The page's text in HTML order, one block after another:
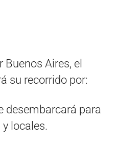
Buenos Aires, el
su recorrido por:
desembarcará para
locales.